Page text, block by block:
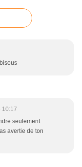
10:17
seulement
avertie de ton